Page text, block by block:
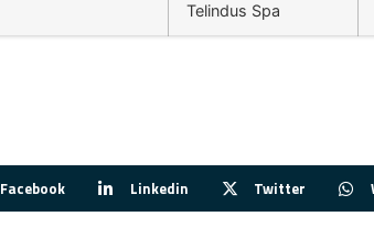
Telindus Spa
Facebook Linkedin Twitter